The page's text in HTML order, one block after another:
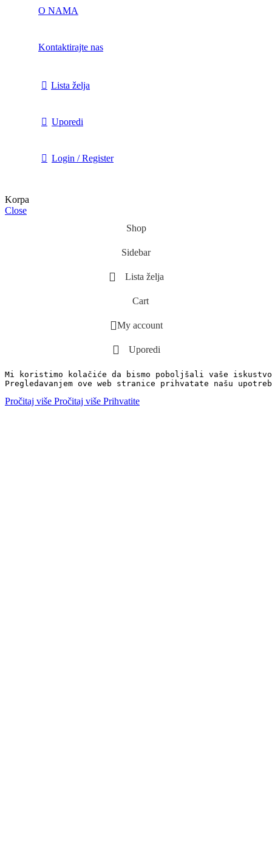
O NAMA
Kontaktirajte nas
Lista želja
Uporedi
Login / Register
Korpa
Close
Shop
Sidebar
Lista želja
Cart
My account
Uporedi
Mi koristimo kolačiće da bismo poboljšali vaše
Pregledavanjem ove web stranice prihvatate našu
Pročitaj više Pročitaj više Prihvatite